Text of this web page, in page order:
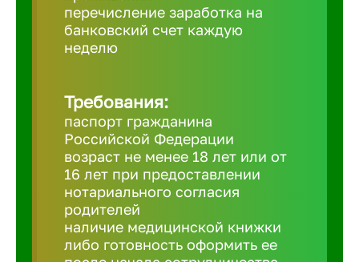
перечисление заработка на
банковский счет каждую
неделю
Требования:
паспорт гражданина
Российской Федерации
возраст не менее 18 лет или от
16 лет при предоставлении
нотариального согласия
родителей
наличие медицинской книжки
либо готовность оформить ее